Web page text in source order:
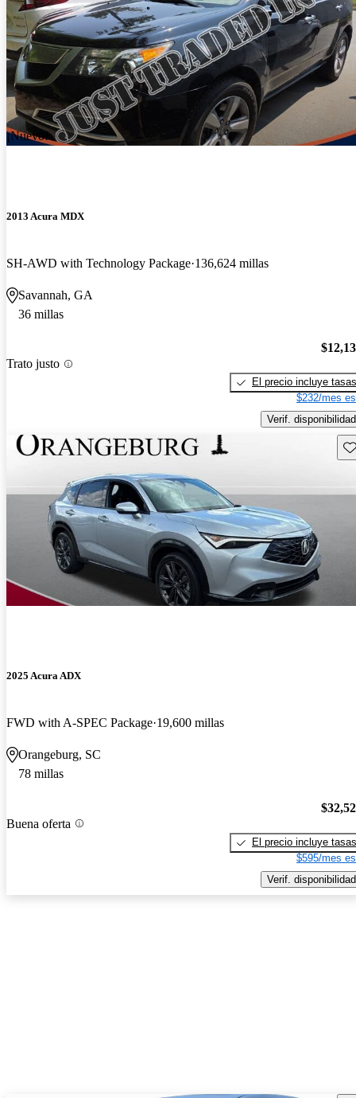
¡Nuevo!
2013 Acura MDX
SH-AWD with Technology Package 136,624 millas
Savannah, GA
36 millas
Trato justo
El precio incluye tasas
$232/mes
Verif. disponibilidad
2025 Acura ADX
FWD with A-SPEC Package 19,600 millas
Orangeburg, SC
78 millas
Buena oferta
El precio incluye tasas
$595/mes
Verif. disponibilidad